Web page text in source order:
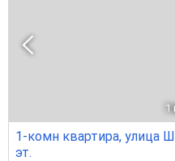
1
1-комн квартира, улица
эт.